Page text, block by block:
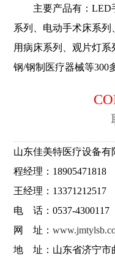
主要产品有：LED
系列、电动手术床系
用病床系列、观片灯
钢/钢制医疗器械等300
山东佳美特医疗设备有
程经理：18905471818
王经理：13371212517
电 话：0537-4300117
网 址：
地 址：山东省济宁市